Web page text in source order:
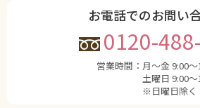
お電話でのお問い
0120-
営業時間： 月〜金 9:00〜
土曜日 9:00〜
※日曜日除く